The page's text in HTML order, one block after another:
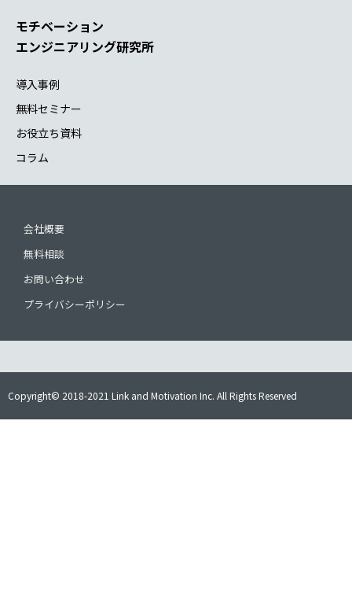
モチベーション
エンジニアリング研究所
導入事例
無料セミナー
お役立ち資料
コラム
会社概要
無料相談
お問い合わせ
プライバシーポリシー
Copyright© 2018-2021 Link and Motivation Inc. All Rights Reserved